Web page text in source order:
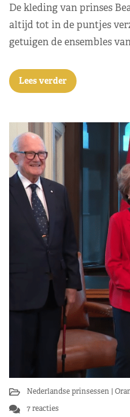
De kleding van prinses
altijd tot in de puntjes
getuigen de ensembles
Lees verder
Nederlandse prinsessen
7 reacties